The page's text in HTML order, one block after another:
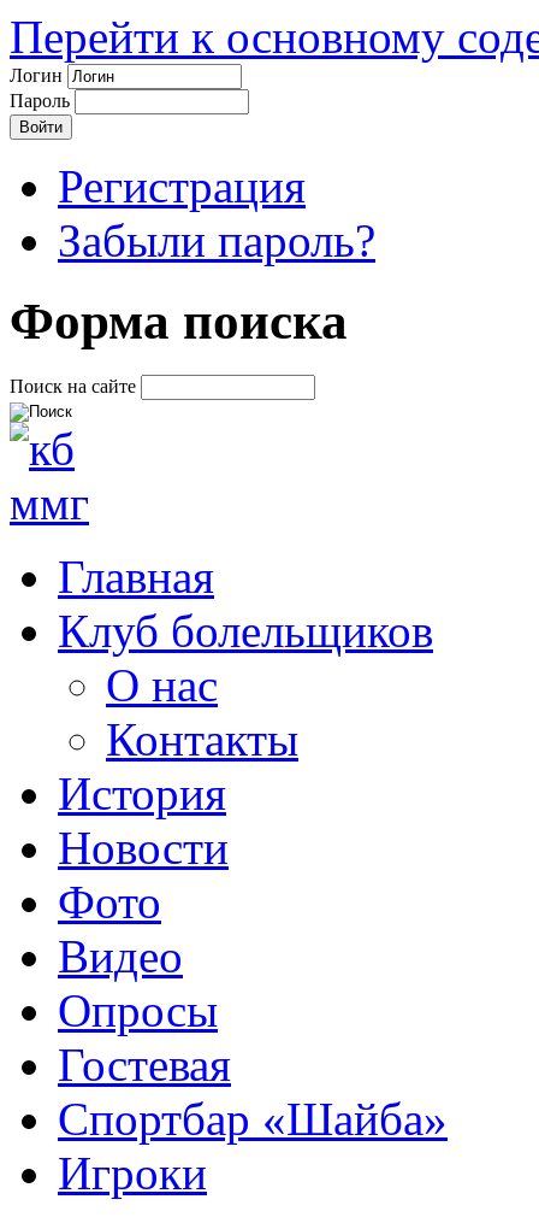
Перейти к основному
Логин
Пароль
Регистрация
Забыли пароль?
Форма поиска
Поиск на сайте
Главная
Клуб болельщиков
О нас
Контакты
История
Новости
Фото
Видео
Опросы
Гостевая
Спортбар «Шайба»
Игроки